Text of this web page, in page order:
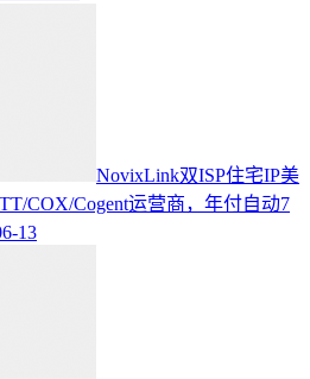
NovixLink双ISP住宅IP美
COX/Cogent运营商，年付自动7
13